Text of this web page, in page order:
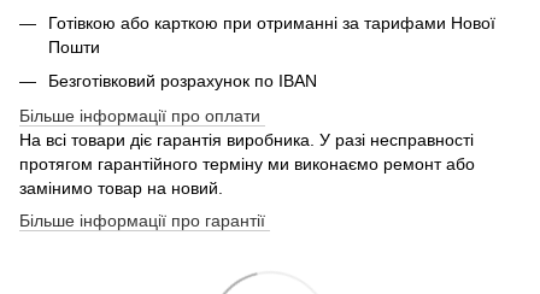
Готівкою або карткою при отриманні за тарифами Нової
Пошти
Безготівковий розрахунок по IBAN
Більше інформації про оплати
На всі товари діє гарантія виробника. У разі несправності
протягом гарантійного терміну ми виконаємо ремонт або
замінимо товар на новий.
Більше інформації про гарантії